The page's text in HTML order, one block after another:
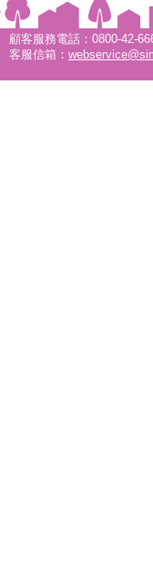
顧客服務電話：0800-42-
客服信箱：